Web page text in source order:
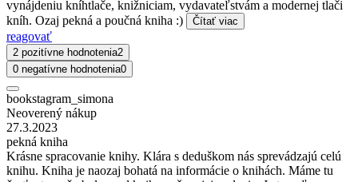
vynájdeniu kníhtlače, knižniciam, vydavateľstvám a modernej tlači
kníh. Ozaj pekná a poučná kniha :)
Čítať viac
reagovať
2 pozitívne hodnotenia2
0 negatívne hodnotenia0
bookstagram_simona
Neoverený nákup
27.3.2023
pekná kniha
Krásne spracovanie knihy. Klára s deduškom nás sprevádzajú celú
knihu. Kniha je naozaj bohatá na informácie o knihách. Máme tu